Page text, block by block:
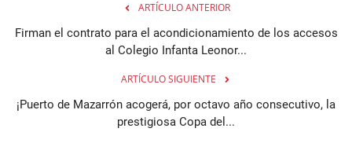
ARTÍCULO ANTERIOR
Firman el contrato para el acondicionamiento de los accesos
al Colegio Infanta Leonor...
ARTÍCULO SIGUIENTE
¡Puerto de Mazarrón acogerá, por octavo año consecutivo, la
prestigiosa Copa del...